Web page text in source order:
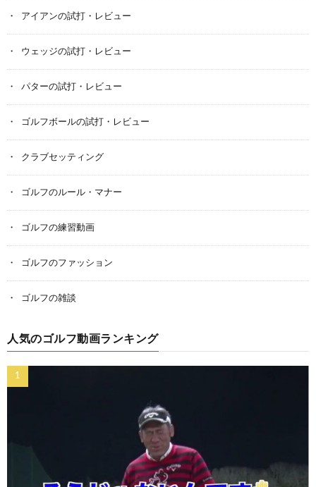
アイアンの試打・レビュー
ウェッジの試打・レビュー
パターの試打・レビュー
ゴルフボールの試打・レビュー
クラブセッティング
ゴルフのルール・マナー
ゴルフの練習動画
ゴルフのファッション
ゴルフの雑談
人気のゴルフ動画ランキング